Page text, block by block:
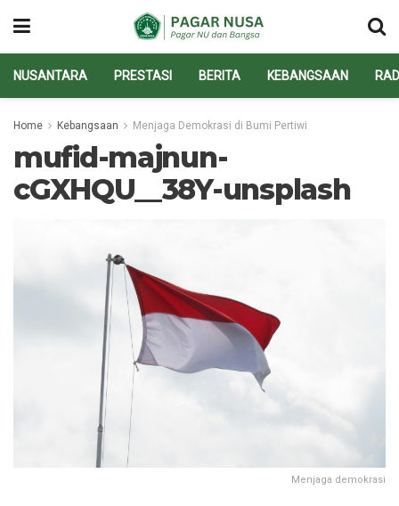
NUSANTARA PRESTASI BERITA KEBANGSAAN
Home Kebangsaan Menjaga Demokrasi di Bumi Pertiwi
mufid-majnun-
cGXHQU__38Y-unsplash
Menjaga demokrasi